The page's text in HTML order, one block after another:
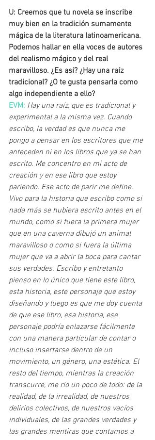
U: Creemos que tu novela se inscribe
muy bien en la tradición sumamente
mágica de la literatura latinoamericana.
Podemos hallar en ella voces de autores
del realismo mágico y del real
maravilloso. ¿Es así? ¿Hay una raíz
tradicional? ¿O te gusta pensarla como
algo independiente a ello?
EVM: Hay una raíz, que es tradicional y
experimental a la misma vez. Cuando
escribo, la verdad es que nunca me
pongo a pensar en los escritores que me
anteceden ni en los libros que ya se han
escrito. Me concentro en mi acto de
creación y en ese libro que estoy
pariendo. Ese acto de parir me define.
Vivo para la historia que escribo como si
nada más se hubiera escrito antes en el
mundo, como si fuera la primera mujer
que en una caverna dibujó un animal
maravilloso o como si fuera la última
mujer que va a abrir la boca para cantar
sus verdades. Escribo y entretanto
pienso en lo único que tiene este libro,
esta historia, este personaje que estoy
diseñando y luego es que me doy cuenta
de que ese libro, esa historia, ese
personaje podría enlazarse fácilmente
con una manera particular de contar o
incluso insertarse dentro de un
movimiento, un género, una estética. El
resto del tiempo, mientras la creación
transcurre, me río un poco de todo: de la
realidad, de la irrealidad, de nuestros
delirios colectivos, de nuestros vacíos
individuales, de las grandes verdades y
las grandes mentiras que contamos a